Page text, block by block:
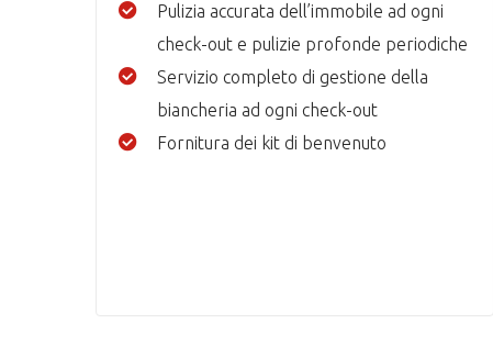
Pulizia accurata dell’immobile ad ogni
check-out e pulizie profonde periodiche
Servizio completo di gestione della
biancheria ad ogni check-out
Fornitura dei kit di benvenuto